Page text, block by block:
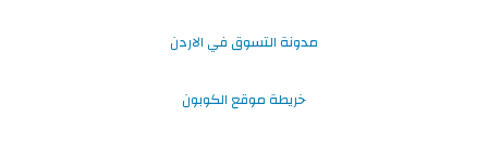
مدونة التسوق في الاردن
خريطة موقع الكوبون